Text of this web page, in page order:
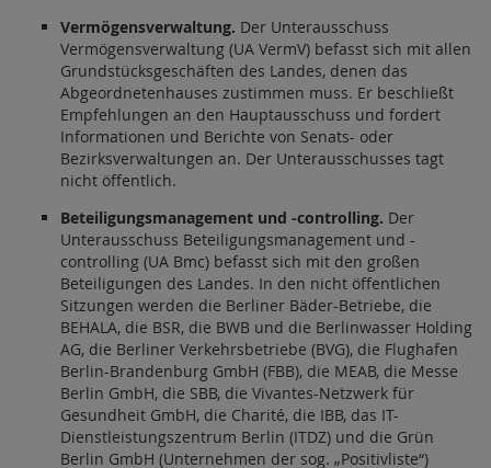
Vermögensverwaltung. Der Unterausschuss
Vermögensverwaltung (UA VermV) befasst sich mit allen
Grundstücksgeschäften des Landes, denen das
Abgeordnetenhauses zustimmen muss. Er beschließt
Empfehlungen an den Hauptausschuss und fordert
Informationen und Berichte von Senats- oder
Bezirksverwaltungen an. Der Unterausschusses tagt
nicht öffentlich.
Beteiligungsmanagement und -controlling. Der
Unterausschuss Beteiligungsmanagement und -
controlling (UA Bmc) befasst sich mit den großen
Beteiligungen des Landes. In den nicht öffentlichen
Sitzungen werden die Berliner Bäder-Betriebe, die
BEHALA, die BSR, die BWB und die Berlinwasser Holding
AG, die Berliner Verkehrsbetriebe (BVG), die Flughafen
Berlin-Brandenburg GmbH (FBB), die MEAB, die Messe
Berlin GmbH, die SBB, die Vivantes-Netzwerk für
Gesundheit GmbH, die Charité, die IBB, das IT-
Dienstleistungszentrum Berlin (ITDZ) und die Grün
Berlin GmbH (Unternehmen der sog. „Positivliste“)